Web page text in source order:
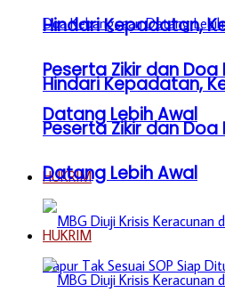
Hindari Kepadatan,
Peserta Zikir dan
Datang Lebih Awal
HUKRIM
Hindari Kepadatan,
Peserta Zikir dan
Datang Lebih Awal
HUKRIM